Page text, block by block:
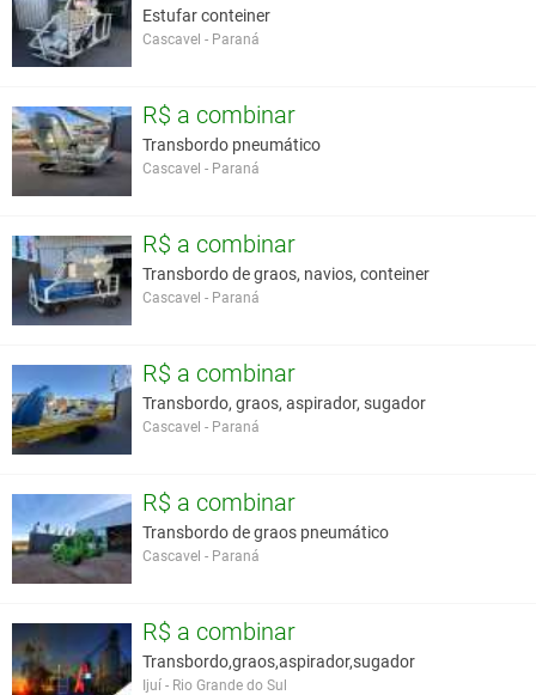
Estufar conteiner
Cascavel - Paraná
R$ a combinar
Transbordo pneumático
Cascavel - Paraná
R$ a combinar
Transbordo de graos, navios, conteiner
Cascavel - Paraná
R$ a combinar
Transbordo, graos, aspirador, sugador
Cascavel - Paraná
R$ a combinar
Transbordo de graos pneumático
Cascavel - Paraná
R$ a combinar
Transbordo,graos,aspirador,sugador
Ijuí - Rio Grande do Sul